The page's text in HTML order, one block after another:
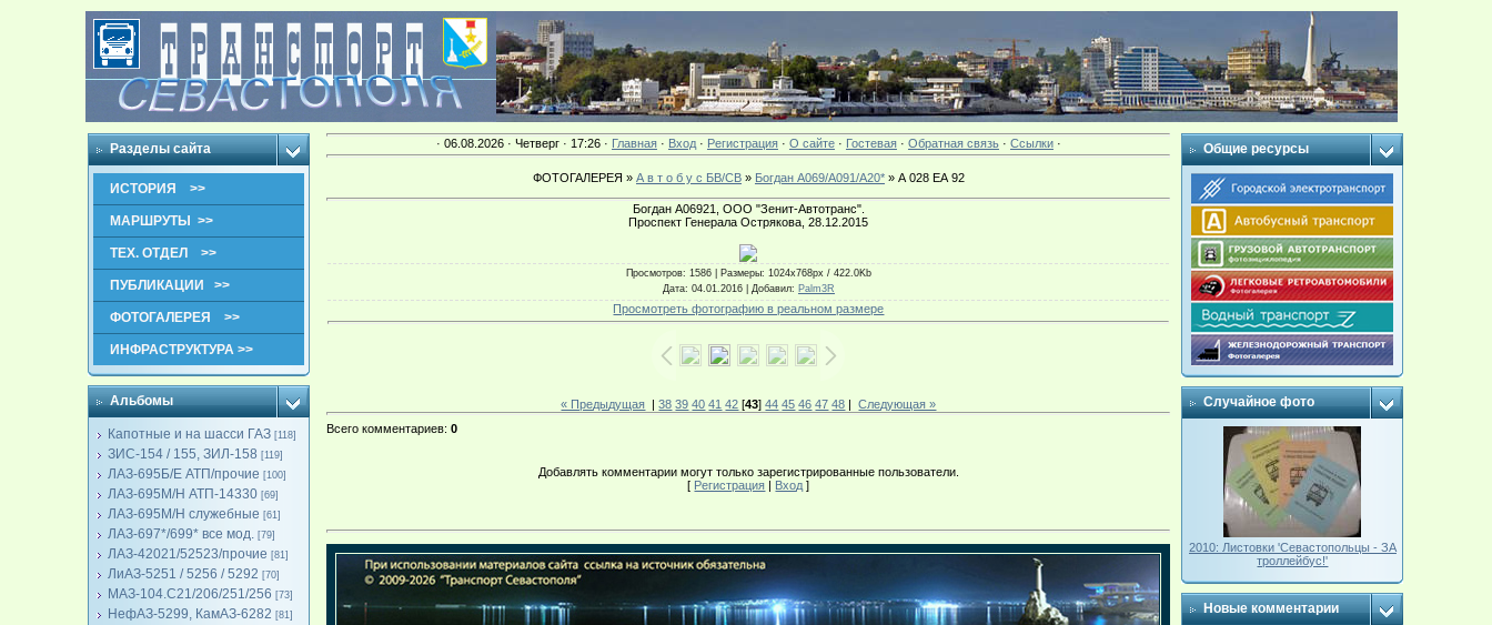
Разделы сайта
ИСТОРИЯ >>
МАРШРУТЫ >>
ТЕХ. ОТДЕЛ >>
ПУБЛИКАЦИИ >>
ФОТОГАЛЕРЕЯ >>
ИНФРАСТРУКТУРА >>
Альбомы
Капотные и на шасси ГАЗ [118]
ЗИС-154 / 155, ЗИЛ-158 [119]
ЛАЗ-695Б/Е АТП/прочие [100]
ЛАЗ-695М/Н АТП-14330 [69]
ЛАЗ-695М/Н служебные [61]
ЛАЗ-697*/699* все мод. [79]
ЛАЗ-42021/52523/прочие [81]
ЛиАЗ-5251 / 5256 / 5292 [70]
МАЗ-104.C21/206/251/256 [73]
НефАЗ-5299, КамАЗ-6282 [81]
· 06.08.2026 · Четверг · 17:26 · Главная· Вход· Регистрация· О сайте· Гостевая· Обратная связь· Ссылки·
ФОТОГАЛЕРЕЯ » А в т о б у с БВ/СВ» Богдан А069/А091/А20*» А 028 ЕА 92
Богдан А06921, ООО "Зенит-Автотранс".
Проспект Генерала Острякова, 28.12.2015
Просмотров: 1586 | Размеры: 1024x768px / 422.0Kb
Дата: 04.01.2016 | Добавил: Palm3R
Просмотреть фотографию в реальном размере
« Предыдущая |38 39 40 41 42 [43]44 45 46 47 48 |Следующая »
Всего комментариев:0
Добавлять комментарии могут только зарегистрированные пользователи.
[ Регистрация | Вход ]
Общие ресурсы
Случайное фото
2010: Листовки 'Севастопольцы - ЗА
троллейбус!'
Новые комментарии